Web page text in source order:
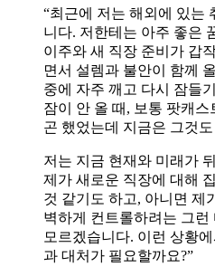
“최근에 저는 해외에 있는
니다. 저한테는 아주 좋은
이주와 새 직장 준비가 갑
면서 설렘과 불안이 함께
중에 자주 깨고 다시 잠들
잠이 안 올 때, 보통 팟캐
곤 했었는데 지금은 그것
저는 지금 현재와 미래가
제가 새로운 직장에 대해
것 같기도 하고, 아니면 제
벽하게 컨트롤하려는 그런
모르겠습니다. 이런 상황
과 대처가 필요할까요?”